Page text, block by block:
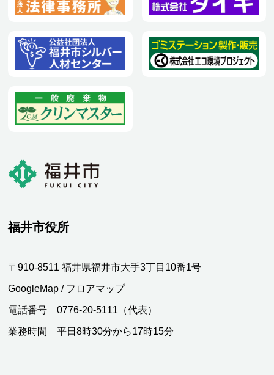
福井市役所
〒910-8511 福井県福井市大手3丁目10番1号
GoogleMap / フロアマップ
電話番号 0776-20-5111（代表）
業務時間 平日8時30分から17時15分